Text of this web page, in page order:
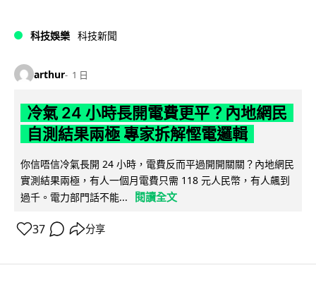
科技娛樂 科技新聞
arthur 1 日
冷氣 24 小時長開電費更平？內地網民
自測結果兩極 專家拆解慳電邏輯
你信唔信冷氣長開 24 小時，電費反而平過開開關關？內地網民
實測結果兩極，有人一個月電費只需 118 元人民幣，有人飆到
過千。電力部門話不能...
閱讀全文
37 分享